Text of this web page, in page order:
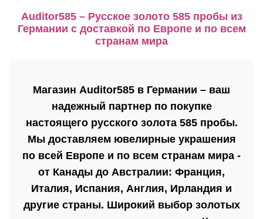
Auditor585 – Русское золото 585 пробы из
Германии с доставкой по Европе и по всем
странам мира
Магазин Auditor585 в Германии – ваш
надежный партнер по покупке
настоящего русского золота 585 пробы.
Мы доставляем ювелирные украшения
по всей Европе и по всем странам мира -
от Канады до Австралии: Франция,
Италия, Испания, Англия, Ирландия и
другие страны. Широкий выбор золотых